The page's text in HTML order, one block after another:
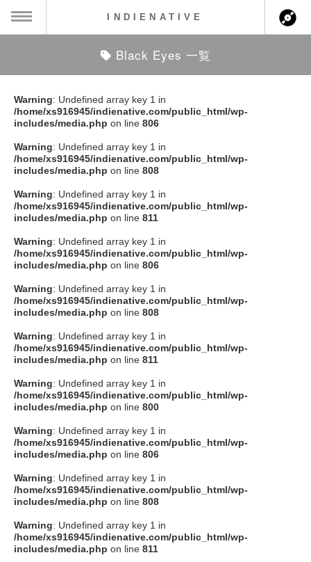
ス情報
ト情報
アーティスト
ション
ト
クト
SOCIAL
Facebook
instagram
Tumblr
Soundcloud
INDIENATIVE
Black Eyes 一覧
Warning: Undefined array key 1 in
/home/xs916945/indienative.com/public_html/wp-
includes/media.php on line 806
Warning: Undefined array key 1 in
/home/xs916945/indienative.com/public_html/wp-
includes/media.php on line 808
Warning: Undefined array key 1 in
/home/xs916945/indienative.com/public_html/wp-
includes/media.php on line 811
Warning: Undefined array key 1 in
/home/xs916945/indienative.com/public_html/wp-
includes/media.php on line 806
Warning: Undefined array key 1 in
/home/xs916945/indienative.com/public_html/wp-
includes/media.php on line 808
Warning: Undefined array key 1 in
/home/xs916945/indienative.com/public_html/wp-
includes/media.php on line 811
Warning: Undefined array key 1 in
/home/xs916945/indienative.com/public_html/wp-
includes/media.php on line 800
Warning: Undefined array key 1 in
/home/xs916945/indienative.com/public_html/wp-
includes/media.php on line 806
Warning: Undefined array key 1 in
/home/xs916945/indienative.com/public_html/wp-
includes/media.php on line 808
Warning: Undefined array key 1 in
/home/xs916945/indienative.com/public_html/wp-
includes/media.php on line 811